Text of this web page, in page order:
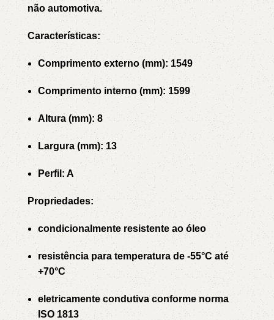
não automotiva.
Características:
Comprimento externo (mm): 1549
Comprimento interno (mm): 1599
Altura (mm): 8
Largura (mm): 13
Perfil: A
Propriedades:
condicionalmente resistente ao óleo
resistência para temperatura de -55°C até
+70°C
eletricamente condutiva conforme norma
ISO 1813